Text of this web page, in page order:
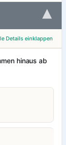
▾
Details einklappen
hinaus ab